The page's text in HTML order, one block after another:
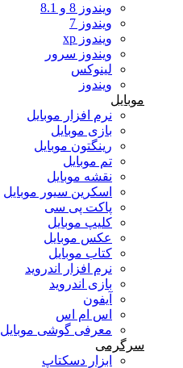
ویندوز 8 و 8.1
ویندوز 7
ویندوز xp
ویندوز سرور
لینوکس
ویندوز
موبایل
نرم افزار موبایل
بازی موبایل
رینگتون موبایل
تم موبایل
نقشه موبایل
اسکرین سیور موبایل
پاکت پی سی
کلیپ موبایل
عکس موبایل
کتاب موبایل
نرم افزار اندروید
بازی اندروید
آیفون
اس ام اس
معرفی گوشی موبایل
سرگرمی
ابزار دسکتاپ